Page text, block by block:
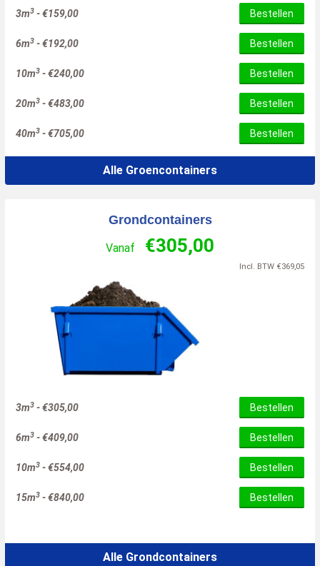
3m3 -€159,00 Bestellen
6m3 -€192,00 Bestellen
10m3 -€240,00 Bestellen
20m3 -€483,00 Bestellen
40m3 -€705,00 Bestellen
Alle Groencontainers
Grondcontainers
Vanaf €305,00
Incl. BTW €369,05
3m3 -€305,00 Bestellen
6m3 -€409,00 Bestellen
10m3 -€554,00 Bestellen
15m3 -€840,00 Bestellen
Alle Grondcontainers